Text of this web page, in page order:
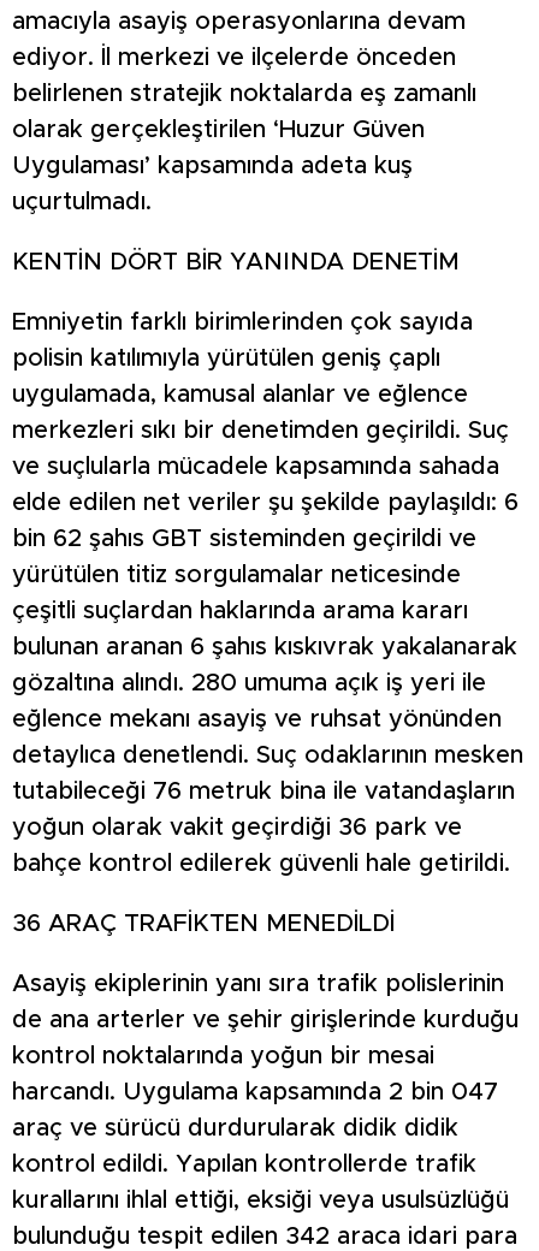
amacıyla asayiş operasyonlarına devam
ediyor. İl merkezi ve ilçelerde önceden
belirlenen stratejik noktalarda eş zamanlı
olarak gerçekleştirilen ‘Huzur Güven
Uygulaması’ kapsamında adeta kuş
uçurtulmadı.
KENTİN DÖRT BİR YANINDA DENETİM
Emniyetin farklı birimlerinden çok sayıda
polisin katılımıyla yürütülen geniş çaplı
uygulamada, kamusal alanlar ve eğlence
merkezleri sıkı bir denetimden geçirildi. Suç
ve suçlularla mücadele kapsamında sahada
elde edilen net veriler şu şekilde paylaşıldı: 6
bin 62 şahıs GBT sisteminden geçirildi ve
yürütülen titiz sorgulamalar neticesinde
çeşitli suçlardan haklarında arama kararı
bulunan aranan 6 şahıs kıskıvrak yakalanarak
gözaltına alındı. 280 umuma açık iş yeri ile
eğlence mekanı asayiş ve ruhsat yönünden
detaylıca denetlendi. Suç odaklarının mesken
tutabileceği 76 metruk bina ile vatandaşların
yoğun olarak vakit geçirdiği 36 park ve
bahçe kontrol edilerek güvenli hale getirildi.
36 ARAÇ TRAFİKTEN MENEDİLDİ
Asayiş ekiplerinin yanı sıra trafik polislerinin
de ana arterler ve şehir girişlerinde kurduğu
kontrol noktalarında yoğun bir mesai
harcandı. Uygulama kapsamında 2 bin 047
araç ve sürücü durdurularak didik didik
kontrol edildi. Yapılan kontrollerde trafik
kurallarını ihlal ettiği, eksiği veya usulsüzlüğü
bulunduğu tespit edilen 342 araca idari para